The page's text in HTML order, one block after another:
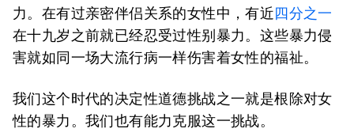
力。在有过亲密伴侣关系的女性中，有近四分之一
在十九岁之前就已经忍受过性别暴力。这些暴力侵
害就如同一场大流行病一样伤害着女性的福祉。
我们这个时代的决定性道德挑战之一就是根除对女
性的暴力。我们也有能力克服这一挑战。